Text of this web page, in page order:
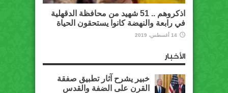
اذكروهم .. 51 شهيد من محافظة الدقهلية
في رابعة والنهضة كانوا يستحقون الحياة
14 أغسطس، 2019
الأخبار
خبير يشرح آثار تطبيق صفقة
القرن على الضفة والقدس